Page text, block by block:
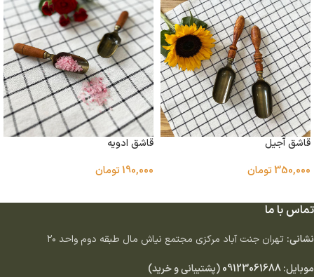
قاشق آجیل
350,000تومان
قاشق ادویه
190,000تومان
تماس با ما
نشانی: تهران جنت آباد مركزى مجتمع نياش مال طبقه دوم واحد ٢٠
موبایل:09123061688(پشتیبانی و خرید)